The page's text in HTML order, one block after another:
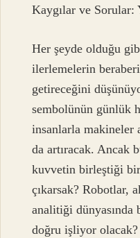
Kaygılar ve Sorular:
Her şeyde olduğu
ilerlemelerin
getireceğini
sembolünün günlük
insanlarla makineler
da artıracak. Ancak
kuvvetin birleştiği
çıkarsak? Robotlar,
analitiği dünyasında
doğru işliyor